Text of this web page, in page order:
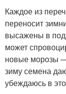
Каждое из
переносит
высажены в
может
новые морозы
зиму семена
убеждаюсь в